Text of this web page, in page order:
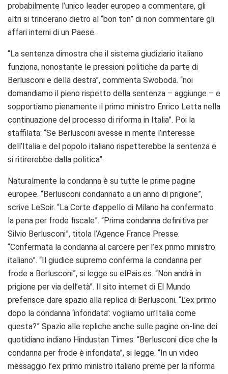
probabilmente l’unico leader europeo a commentare, gli
altri si trincerano dietro al “bon ton” di non commentare gli
affari interni di un Paese.
“La sentenza dimostra che il sistema giudiziario italiano
funziona, nonostante le pressioni politiche da parte di
Berlusconi e della destra”, commenta Swoboda. “noi
domandiamo il pieno rispetto della sentenza – aggiunge – e
sopportiamo pienamente il primo ministro Enrico Letta nella
continuazione del processo di riforma in Italia”. Poi la
staffilata: “Se Berlusconi avesse in mente l’interesse
dell’Italia e del popolo italiano rispetterebbe la sentenza e
si ritirerebbe dalla politica”.
Naturalmente la condanna è su tutte le prime pagine
europee. “Berlusconi condannato a un anno di prigione”,
scrive LeSoir. “La Corte d’appello di Milano ha confermato
la pena per frode fiscale”. “Prima condanna definitiva per
Silvio Berlusconi”, titola l’Agence France Presse.
“Confermata la condanna al carcere per l’ex primo ministro
italiano”. “Il giudice supremo conferma la condanna per
frode a Berlusconi”, si legge su elPais.es. “Non andrà in
prigione per via dell’età”. Il sito internet di El Mundo
preferisce dare spazio alla replica di Berlusconi. “L’ex primo
dopo la condanna ‘infondata’: vogliamo un’Italia come
questa?” Spazio alle repliche anche sulle pagine on-line dei
quotidiano indiano Hindustan Times. “Berlusconi dice che la
condanna per frode è infondata”, si legge. “In un video
messaggio l’ex primo ministro italiano preme per la riforma